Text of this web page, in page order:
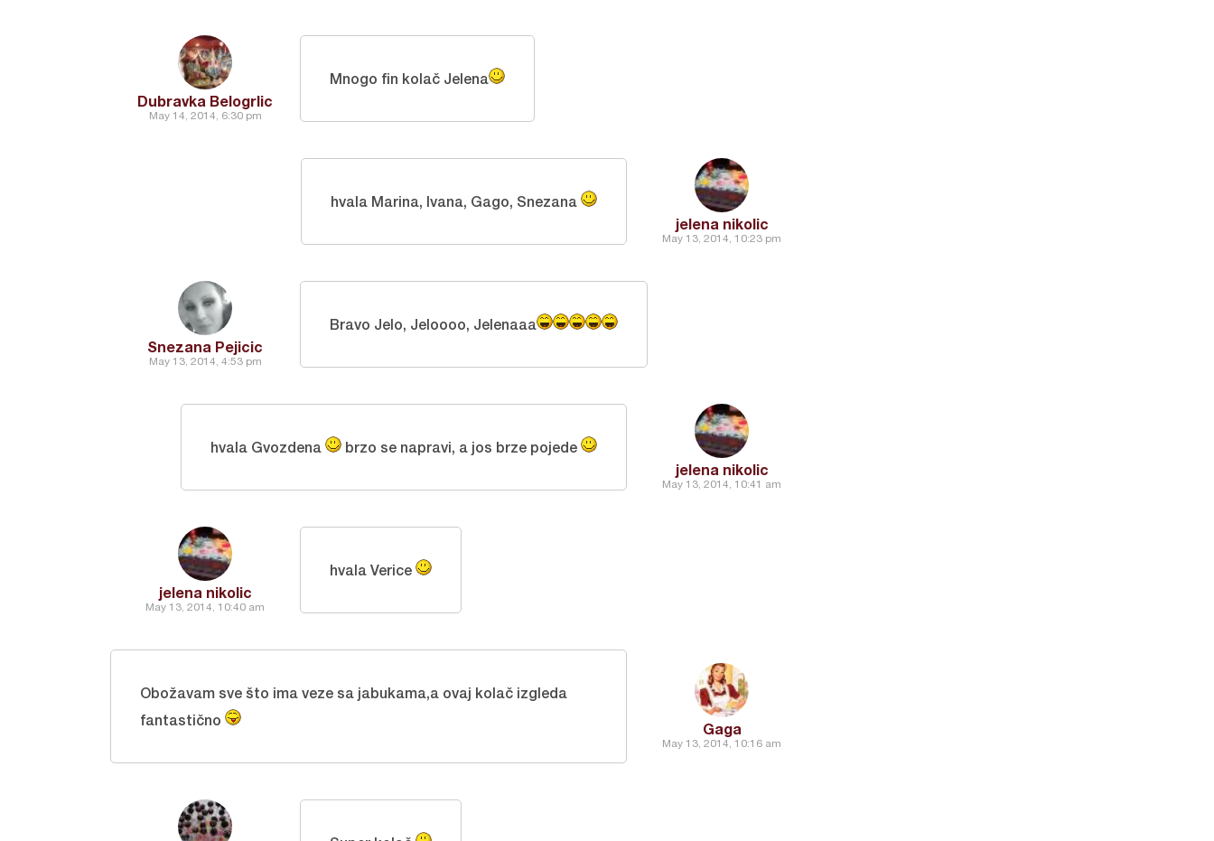
Dubravka Belogrlic
May 14, 2014, 6:30 pm
Mnogo fin kolač Jelena
jelena nikolic
May 13, 2014, 10:23 pm
hvala Marina, Ivana, Gago, Snezana
Snezana Pejicic
May 13, 2014, 4:53 pm
Bravo Jelo, Jeloooo, Jelenaaa
jelena nikolic
May 13, 2014, 10:41 am
hvala Gvozdena brzo se napravi, a jos brze pojede
jelena nikolic
May 13, 2014, 10:40 am
hvala Verice
Gaga
May 13, 2014, 10:16 am
Obožavam sve što ima veze sa jabukama,a ovaj kolač izgleda
fantastično